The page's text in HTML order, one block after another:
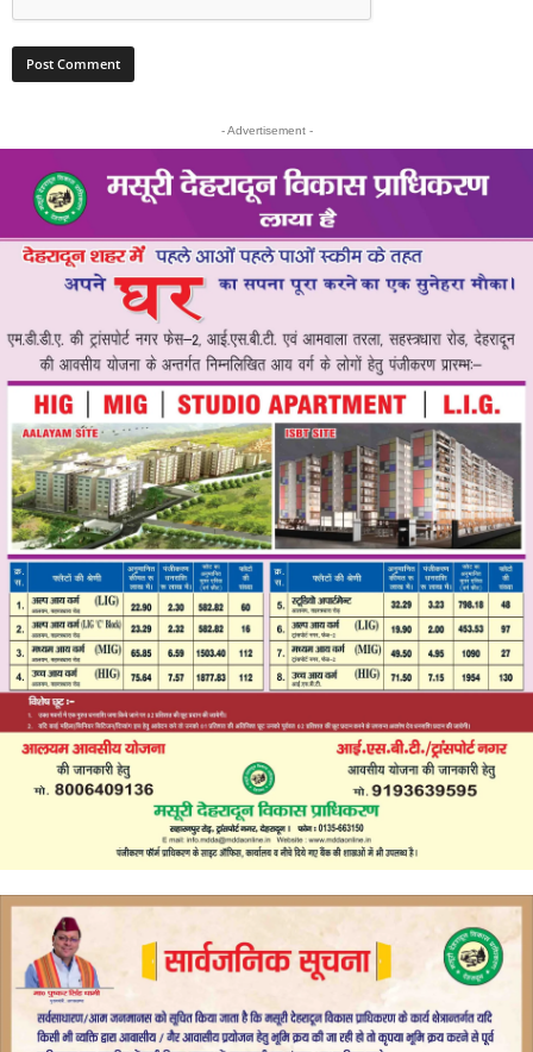
- Advertisement -